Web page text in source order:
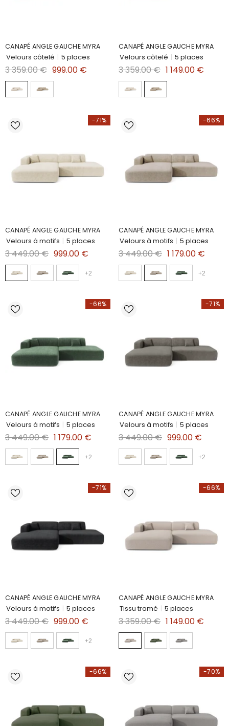
CANAPÉ ANGLE GAUCHE MYRA
Velours côtelé | 5 places
3 359.00 € 999.00 €
CANAPÉ ANGLE GAUCHE MYRA
Velours côtelé | 5 places
3 359.00 € 1 149.00 €
-71%
CANAPÉ ANGLE GAUCHE MYRA
Velours à motifs | 5 places
3 449.00 € 999.00 €
+2
-66%
CANAPÉ ANGLE GAUCHE MYRA
Velours à motifs | 5 places
3 449.00 € 1 179.00 €
+2
-66%
CANAPÉ ANGLE GAUCHE MYRA
Velours à motifs | 5 places
3 449.00 € 1 179.00 €
+2
-71%
CANAPÉ ANGLE GAUCHE MYRA
Velours à motifs | 5 places
3 449.00 € 999.00 €
+2
-71%
CANAPÉ ANGLE GAUCHE MYRA
Velours à motifs | 5 places
3 449.00 € 999.00 €
+2
-66%
CANAPÉ ANGLE GAUCHE MYRA
Tissu tramé | 5 places
3 359.00 € 1 149.00 €
-66% -70%